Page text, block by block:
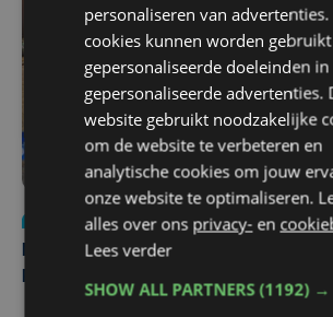
Nieuws
di 4 augustus | 09:32
Man en vrouw dood aangetroffen in
personaliseren van
cookies kunnen worden
gepersonaliseerde doeleinden
gepersonaliseerde advertenties.
website gebruikt noodzakelijke
om de website te verbeteren en
analytische cookies om jouw
onze website te optimaliseren.
alles over ons privacy- en
Lees verder
SHOW ALL PARTNERS(1192) →